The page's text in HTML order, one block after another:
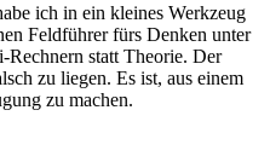
ich in ein kleines Werkzeug
Feldführer fürs Denken unter
statt Theorie. Der
zu liegen. Es ist, aus einem
zu machen.